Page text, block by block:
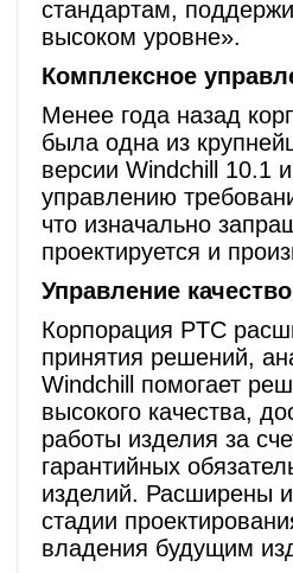
стандартам,
высоком уровне».
Комплексное
Менее года назад
была одна из
версии Windchill 10.1
управлению
что изначально
проектируется и
Управление
Корпорация РTC
принятия решений,
Windchill помогает
высокого качества,
работы изделия за
гарантийных
изделий. Расширены
стадии
владения будущим